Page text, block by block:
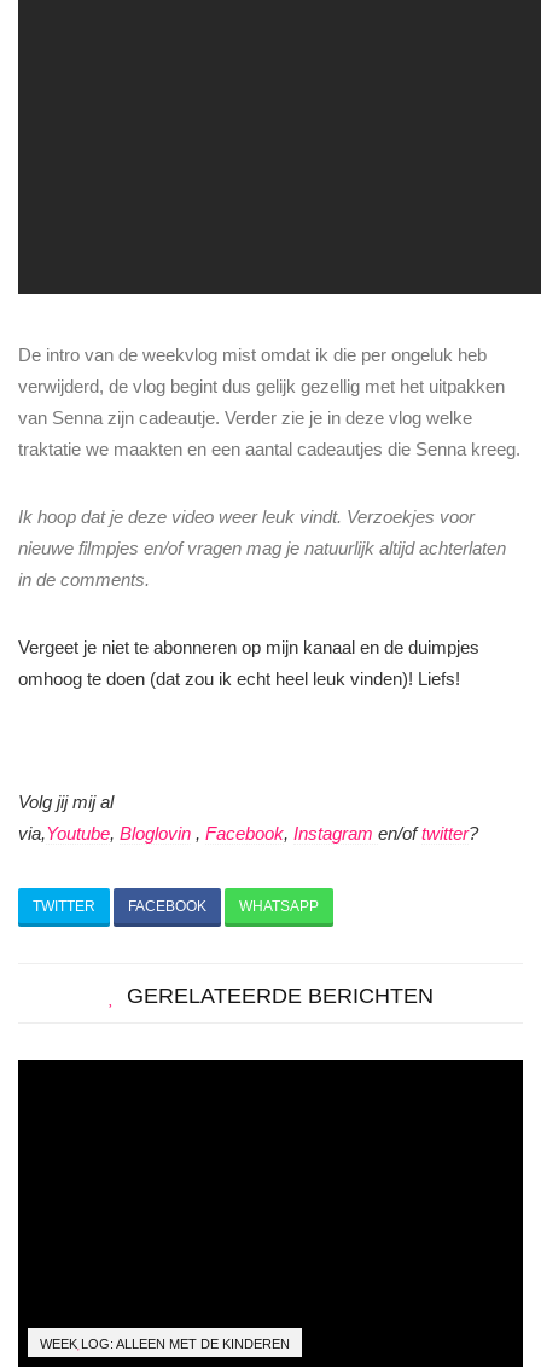
De intro van de weekvlog mist omdat ik die per ongeluk heb
verwijderd, de vlog begint dus gelijk gezellig met het uitpakken
van Senna zijn cadeautje. Verder zie je in deze vlog welke
traktatie we maakten en een aantal cadeautjes die Senna kreeg.
Ik hoop dat je deze video weer leuk vindt. Verzoekjes voor
nieuwe filmpjes en/of vragen mag je natuurlijk altijd achterlaten
in de comments.
Vergeet je niet te abonneren op mijn kanaal en de duimpjes
omhoog te doen (dat zou ik echt heel leuk vinden)! Liefs!
Volg jij mij al
via,Youtube, Bloglovin , Facebook, Instagram en/oftwitter?
TWITTER FACEBOOK WHATSAPP
GERELATEERDE BERICHTEN
WEEK LOG: ALLEEN MET DE KINDEREN